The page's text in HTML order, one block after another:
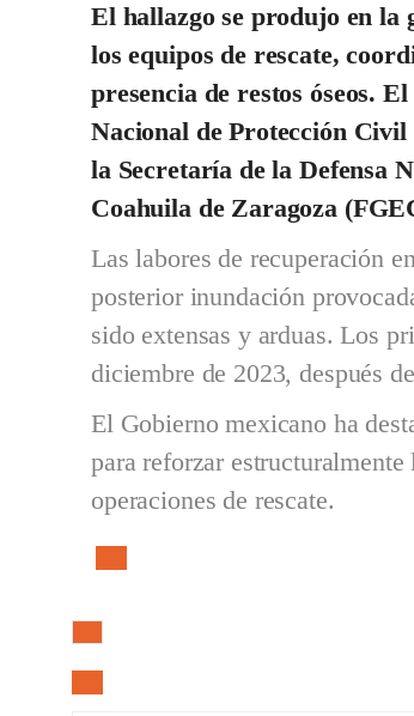
El hallazgo se produjo en la
los equipos de rescate,
presencia de restos óseos.
Nacional de Protección
la Secretaría de la Defensa
Coahuila de Zaragoza
Las labores de recuperación
posterior inundación
sido extensas y arduas. Los
diciembre de 2023, después
El Gobierno mexicano ha
para reforzar
operaciones de rescate.